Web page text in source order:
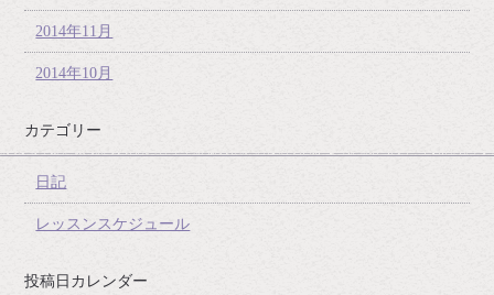
2014年11月
2014年10月
カテゴリー
日記
レッスンスケジュール
投稿日カレンダー